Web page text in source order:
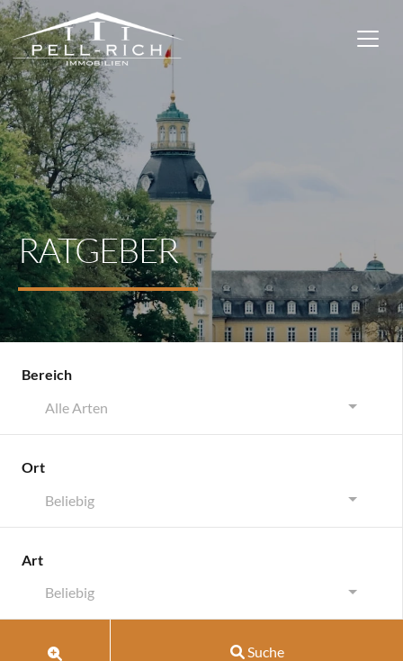
RATGEBER
Bereich
Alle Arten
Ort
Beliebig
Art
Beliebig
Suche